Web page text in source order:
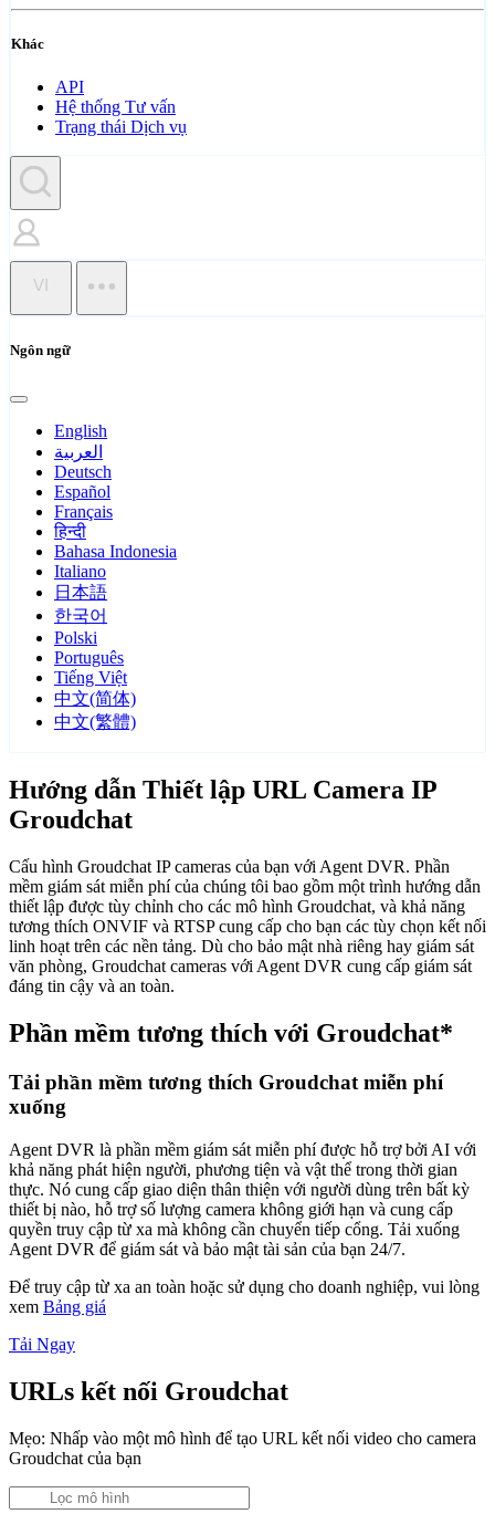
Khác
API
Hệ thống Tư vấn
Trạng thái Dịch vụ
VI
Ngôn ngữ
English
العربية
Deutsch
Español
Français
हिन्दी
Bahasa Indonesia
Italiano
日本語
한국어
Polski
Português
Tiếng Việt
中文(简体)
中文(繁體)
Hướng dẫn Thiết lập URL Camera IP
Groudchat
Cấu hình Groudchat IP cameras của bạn với Agent DVR. Phần
mềm giám sát miễn phí của chúng tôi bao gồm một trình hướng dẫn
thiết lập được tùy chỉnh cho các mô hình Groudchat, và khả năng
tương thích ONVIF và RTSP cung cấp cho bạn các tùy chọn kết nối
linh hoạt trên các nền tảng. Dù cho bảo mật nhà riêng hay giám sát
văn phòng, Groudchat cameras với Agent DVR cung cấp giám sát
đáng tin cậy và an toàn.
Phần mềm tương thích với Groudchat*
Tải phần mềm tương thích Groudchat miễn phí
xuống
Agent DVR là phần mềm giám sát miễn phí được hỗ trợ bởi AI với
khả năng phát hiện người, phương tiện và vật thể trong thời gian
thực. Nó cung cấp giao diện thân thiện với người dùng trên bất kỳ
thiết bị nào, hỗ trợ số lượng camera không giới hạn và cung cấp
quyền truy cập từ xa mà không cần chuyển tiếp cổng. Tải xuống
Agent DVR để giám sát và bảo mật tài sản của bạn 24/7.
Để truy cập từ xa an toàn hoặc sử dụng cho doanh nghiệp, vui lòng
xem Bảng giá
Tải Ngay
URLs kết nối Groudchat
Mẹo: Nhấp vào một mô hình để tạo URL kết nối video cho camera
Groudchat của bạn